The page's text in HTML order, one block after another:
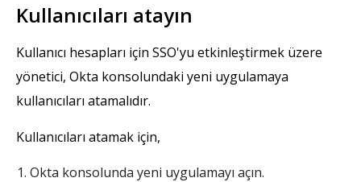
Kullanıcıları atayın
Kullanıcı hesapları için SSO'yu etkinleştirmek üzere
yönetici, Okta konsolundaki yeni uygulamaya
kullanıcıları atamalıdır.
Kullanıcıları atamak için,
Okta konsolunda yeni uygulamayı açın.